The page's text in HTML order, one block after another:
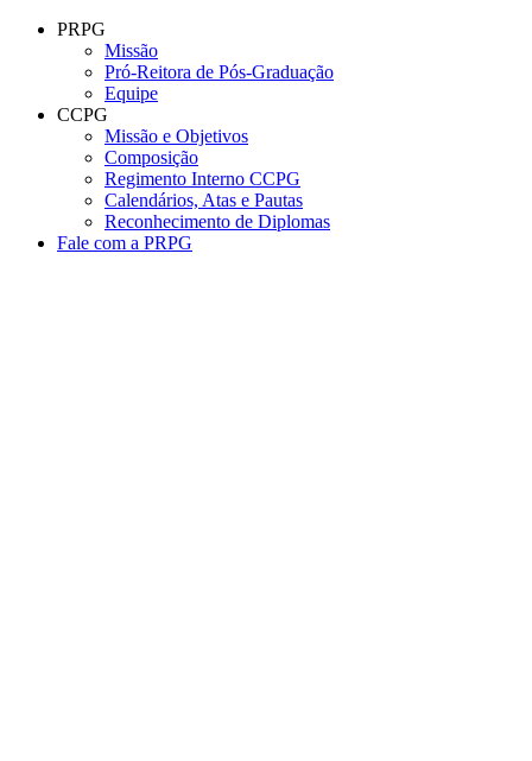
Conteúdo principal
PRPG
Missão
Pró-Reitora de Pós-Graduação
Equipe
CCPG
Missão e Objetivos
Composição
Regimento Interno CCPG
Calendários, Atas e Pautas
Reconhecimento de Diplomas
Fale com a PRPG